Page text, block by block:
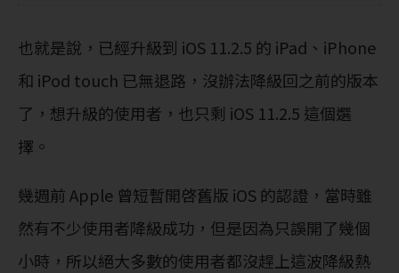
也就是說，已經升級到 iOS 11.2.5 的 iPad、iPhone
和 iPod touch 已無退路，沒辦法降級回之前的版本
了，想升級的使用者，也只剩 iOS 11.2.5 這個選
擇。
幾週前 Apple 曾短暫開啓舊版 iOS 的認證，當時雖
然有不少使用者降級成功，但是因為只誤開了幾個
小時，所以絕大多數的使用者都沒趕上這波降級熱